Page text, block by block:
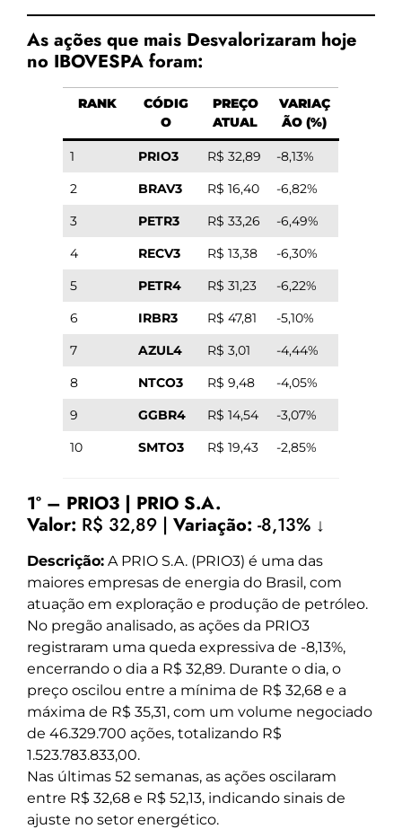
As ações que mais Desvalorizaram hoje
no IBOVESPA foram:
RANK
CÓDIG
O
PREÇO
ATUAL
VARIAÇ
ÃO (%)
1 PRIO3 R$ 32,89
-8,13%
2
BRAV3 R$ 16,40
-6,82%
3
PETR3 R$ 33,26
-6,49%
4
RECV3 R$ 13,38
-6,30%
5
PETR4 R$ 31,23
-6,22%
6
IRBR3 R$ 47,81
-5,10%
7
AZUL4 R$ 3,01
-4,44%
8
NTCO3 R$ 9,48
-4,05%
9
GGBR4 R$ 14,54
-3,07%
10
SMTO3 R$ 19,43 -2,85%
1º – PRIO3 | PRIO S.A.
Valor: R$ 32,89 | Variação: -8,13% ↓
Descrição: A PRIO S.A. (PRIO3) é uma das
maiores empresas de energia do Brasil, com
atuação em exploração e produção de petróleo.
No pregão analisado, as ações da PRIO3
registraram uma queda expressiva de -8,13%,
encerrando o dia a R$ 32,89. Durante o dia, o
preço oscilou entre a mínima de R$ 32,68 e a
máxima de R$ 35,31, com um volume negociado
de 46.329.700 ações, totalizando R$
1.523.783.833,00.
Nas últimas 52 semanas, as ações oscilaram
entre R$ 32,68 e R$ 52,13, indicando sinais de
ajuste no setor energético.